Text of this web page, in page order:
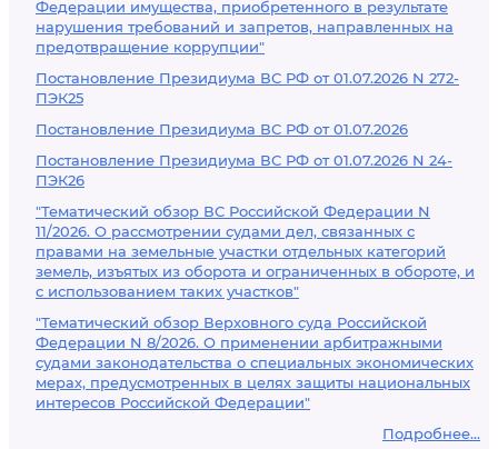
Федерации имущества, приобретенного в результате
нарушения требований и запретов, направленных на
предотвращение коррупции"
Постановление Президиума ВС РФ от 01.07.2026 N 272-
ПЭК25
Постановление Президиума ВС РФ от 01.07.2026
Постановление Президиума ВС РФ от 01.07.2026 N 24-
ПЭК26
"Тематический обзор ВС Российской Федерации N
11/2026. О рассмотрении судами дел, связанных с
правами на земельные участки отдельных категорий
земель, изъятых из оборота и ограниченных в обороте, и
с использованием таких участков"
"Тематический обзор Верховного суда Российской
Федерации N 8/2026. О применении арбитражными
судами законодательства о специальных экономических
мерах, предусмотренных в целях защиты национальных
интересов Российской Федерации"
Подробнее...